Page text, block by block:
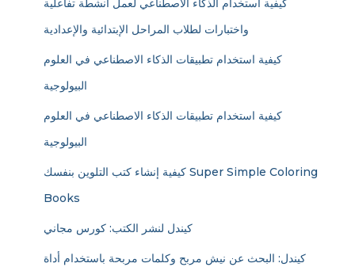
كيفية استخدام الذكاء الاصطناعي لعمل أنشطة تفاعلية
واختبارات لطلاب المراحل الإبتدائية والإعدادية
كيفية استخدام تطبيقات الذكاء الاصطناعي في العلوم
كيفية استخدام تطبيقات الذكاء الاصطناعي في العلوم
كيفية إنشاء كتب التلوين بنفسك Super Simple Coloring
Books
كيندل لنشر الكتب: كورس مجاني
كيندل: البحث عن نيش مربح وكلمات مربحة باستخدام أداة